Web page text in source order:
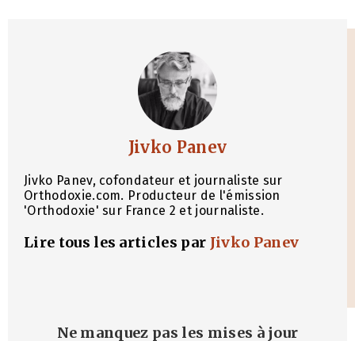
Jivko Panev
Jivko Panev, cofondateur et journaliste sur
Orthodoxie.com. Producteur de l'émission
'Orthodoxie' sur France 2 et journaliste.
Lire tous les articles par Jivko Panev
Ne manquez pas les mises à jour